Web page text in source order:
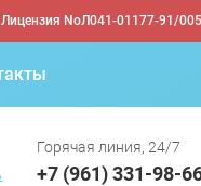
NoЛ041-01177-91/
Горячая линия, 24/7
+7 (961) 331-98-